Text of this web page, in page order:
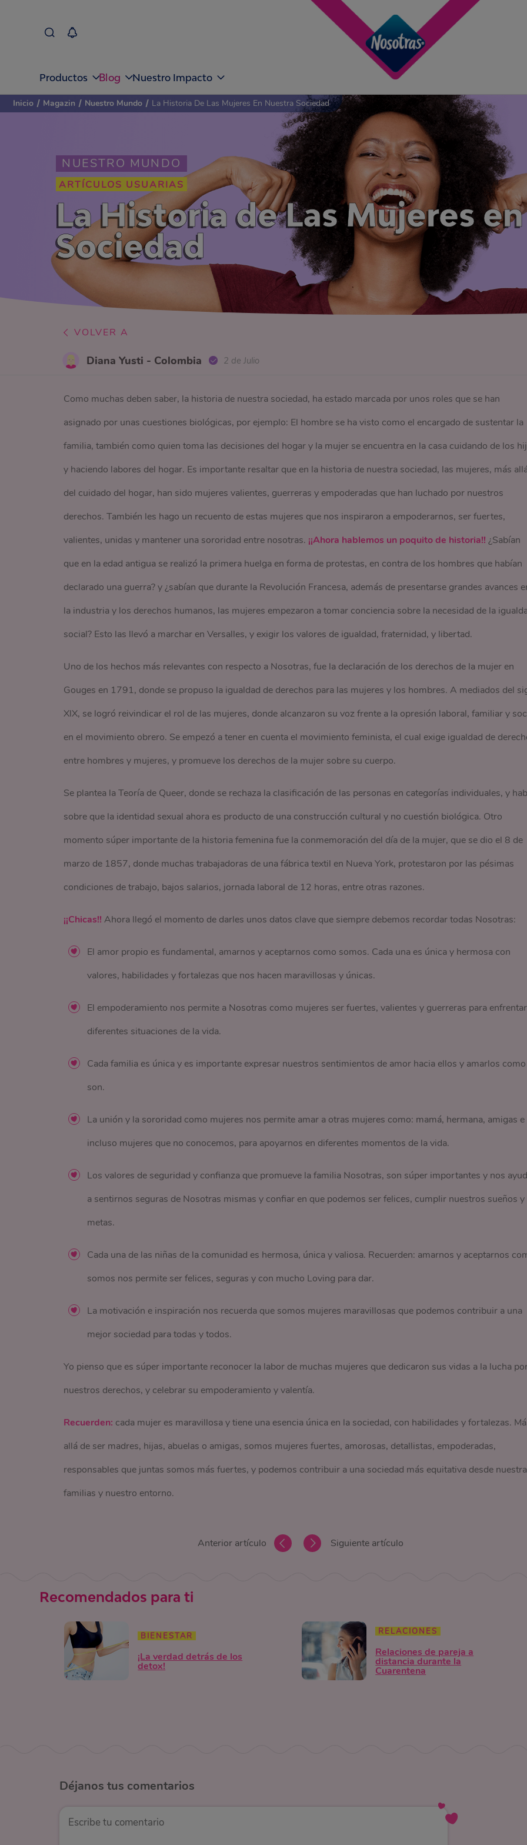
Productos Blog Nuestro Impacto
NUESTRO MUNDO
ARTÍCULOS USUARIAS
La Historia de Las Mujeres
Sociedad
Inicio / Magazin / Nuestro Mundo / La Historia De Las Mujeres En Nuestra Sociedad
VOLVER A
Diana Yusti - Colombia 2 de Julio
Como muchas deben saber, la historia de nuestra sociedad, ha estado marcada por unos roles que se han
asignado por unas cuestiones biológicas, por ejemplo: El hombre se ha visto como el encargado de sustentar la
familia, también como quien toma las decisiones del hogar y la mujer se encuentra en la casa cuidando de los
y haciendo labores del hogar. Es importante resaltar que en la historia de nuestra sociedad, las mujeres, más
del cuidado del hogar, han sido mujeres valientes, guerreras y empoderadas que han luchado por nuestros
derechos. También les hago un recuento de estas mujeres que nos inspiraron a empoderarnos, ser fuertes,
valientes, unidas y mantener una sororidad entre nosotras. ¡¡Ahora hablemos un poquito de historia!! ¿Sabían
que en la edad antigua se realizó la primera huelga en forma de protestas, en contra de los hombres que habían
declarado una guerra? y ¿sabían que durante la Revolución Francesa, además de presentarse grandes avances
la industria y los derechos humanos, las mujeres empezaron a tomar conciencia sobre la necesidad de la
social? Esto las llevó a marchar en Versalles, y exigir los valores de igualdad, fraternidad, y libertad.
Uno de los hechos más relevantes con respecto a Nosotras, fue la declaración de los derechos de la mujer en
Gouges en 1791, donde se propuso la igualdad de derechos para las mujeres y los hombres. A mediados del
XlX, se logró reivindicar el rol de las mujeres, donde alcanzaron su voz frente a la opresión laboral, familiar y
en el movimiento obrero. Se empezó a tener en cuenta el movimiento feminista, el cual exige igualdad de
entre hombres y mujeres, y promueve los derechos de la mujer sobre su cuerpo.
Se plantea la Teoría de Queer, donde se rechaza la clasificación de las personas en categorías individuales, y
sobre que la identidad sexual ahora es producto de una construcción cultural y no cuestión biológica. Otro
momento súper importante de la historia femenina fue la conmemoración del día de la mujer, que se dio el 8 de
marzo de 1857, donde muchas trabajadoras de una fábrica textil en Nueva York, protestaron por las pésimas
condiciones de trabajo, bajos salarios, jornada laboral de 12 horas, entre otras razones.
¡¡Chicas!! Ahora llegó el momento de darles unos datos clave que siempre debemos recordar todas Nosotras:
El amor propio es fundamental, amarnos y aceptarnos como somos. Cada una es única y hermosa con
valores, habilidades y fortalezas que nos hacen maravillosas y únicas.
El empoderamiento nos permite a Nosotras como mujeres ser fuertes, valientes y guerreras para enfrentar
diferentes situaciones de la vida.
Cada familia es única y es importante expresar nuestros sentimientos de amor hacia ellos y amarlos como
son.
La unión y la sororidad como mujeres nos permite amar a otras mujeres como: mamá, hermana, amigas e
incluso mujeres que no conocemos, para apoyarnos en diferentes momentos de la vida.
Los valores de seguridad y confianza que promueve la familia Nosotras, son súper importantes y nos
a sentirnos seguras de Nosotras mismas y confiar en que podemos ser felices, cumplir nuestros sueños y
metas.
Cada una de las niñas de la comunidad es hermosa, única y valiosa. Recuerden: amarnos y aceptarnos
somos nos permite ser felices, seguras y con mucho Loving para dar.
La motivación e inspiración nos recuerda que somos mujeres maravillosas que podemos contribuir a una
mejor sociedad para todas y todos.
Yo pienso que es súper importante reconocer la labor de muchas mujeres que dedicaron sus vidas a la lucha
nuestros derechos, y celebrar su empoderamiento y valentía.
Recuerden: cada mujer es maravillosa y tiene una esencia única en la sociedad, con habilidades y fortalezas.
allá de ser madres, hijas, abuelas o amigas, somos mujeres fuertes, amorosas, detallistas, empoderadas,
responsables que juntas somos más fuertes, y podemos contribuir a una sociedad más equitativa desde
familias y nuestro entorno.
Anterior artículo Siguiente artículo
Recomendados para ti
BIENESTAR
¡La verdad detrás de los
detox!
RELACIONES
Relaciones de pareja a
distancia durante la
Cuarentena
Déjanos tus comentarios